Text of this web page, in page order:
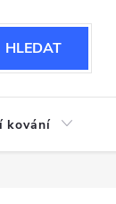
HLEDAT
kování